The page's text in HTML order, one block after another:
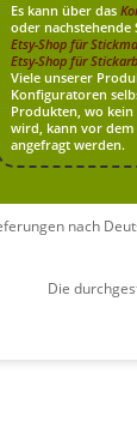
Es kann über das
oder nachstehende
Etsy-Shop für
Etsy-Shop für
Viele unserer
Konfiguratoren
Produkten, wo
wird, kann vor dem
angefragt werden.
nach
Die